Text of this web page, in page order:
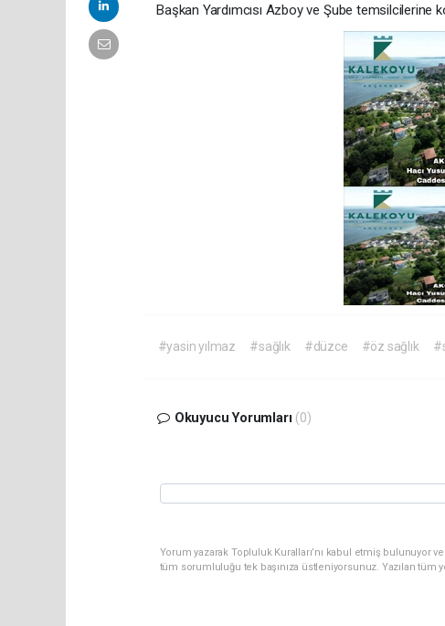
Başkan Yardımcısı Azboy ve Şube temsilcilerine
#yasin yılmaz #sağlık #düzce #öz sağlık
Okuyucu Yorumları (0)
Yorum yazarak Topluluk Kuralları’nı kabul etmiş bulunuyor
tüm sorumluluğu tek başınıza üstleniyorsunuz. Yazılan